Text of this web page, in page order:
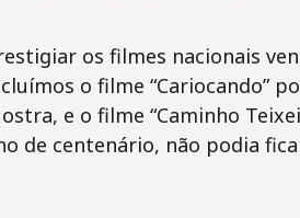
os filmes nacionais
o filme “Cariocando”
e o filme “Caminho
de centenário, não podia